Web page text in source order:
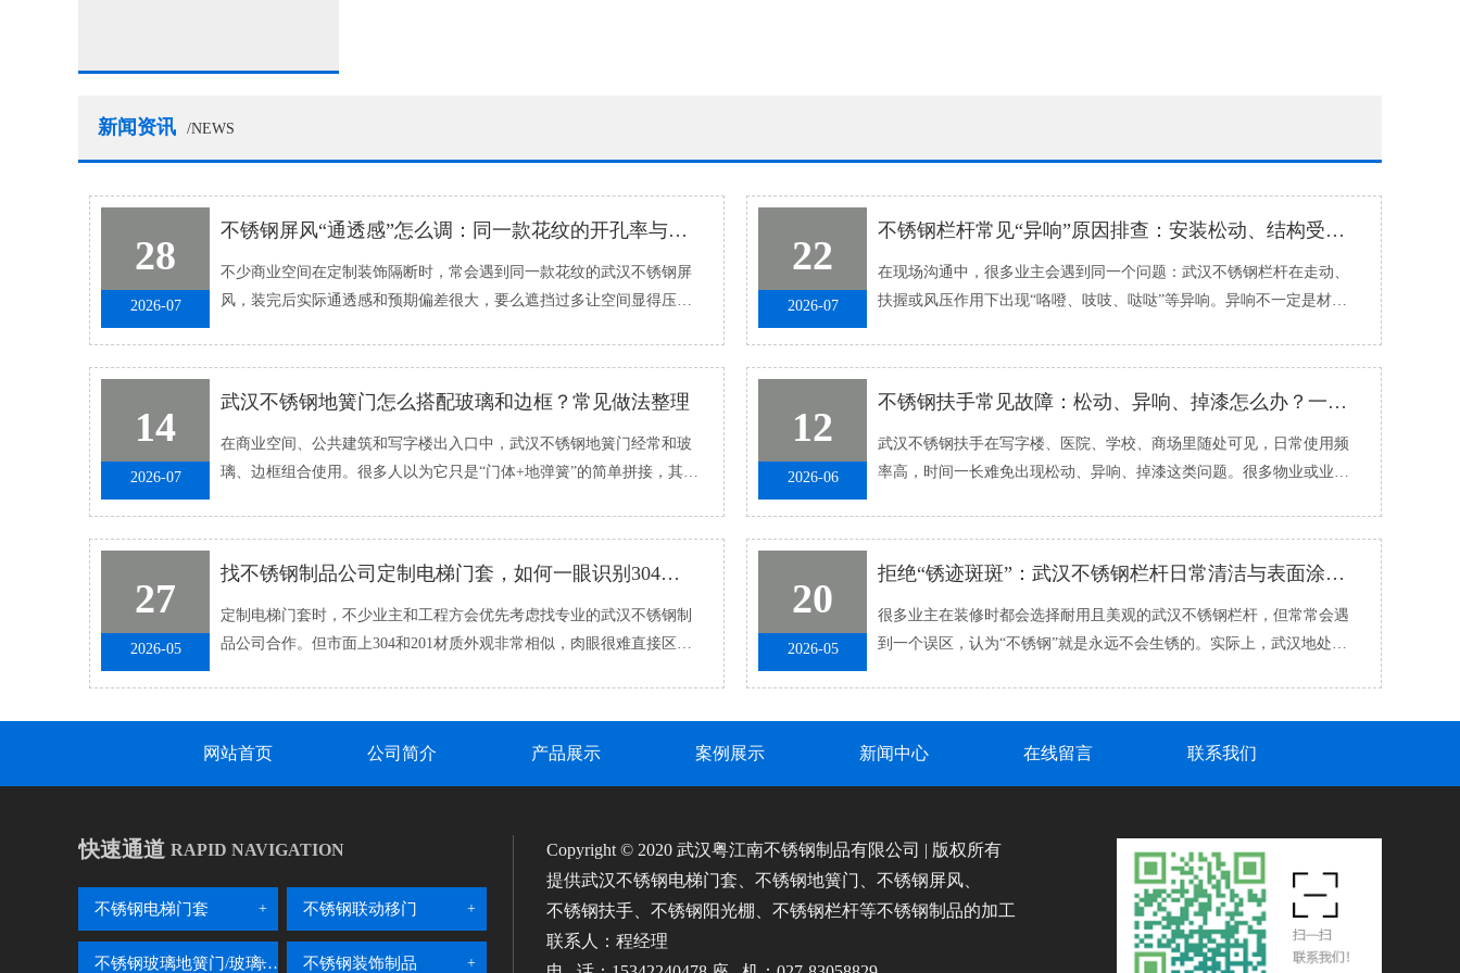
新闻资讯 /NEWS
28
2026-07
不锈钢屏风“通透感”怎么调：同一款花纹的开孔率与视觉效果解析
不少商业空间在定制装饰隔断时，常会遇到同一款花纹的武汉不锈钢屏
风，装完后实际通透感和预期偏差很大，要么遮挡过多让空间显得压
22
2026-07
不锈钢栏杆常见“异响”原因排查：安装松动、结构受力、连接件该怎么处理
在现场沟通中，很多业主会遇到同一个问题：武汉不锈钢栏杆在走动、
扶握或风压作用下出现“咯噔、吱吱、哒哒”等异响。异响不一定是材料
14
2026-07
武汉不锈钢地簧门怎么搭配玻璃和边框？常见做法整理
在商业空间、公共建筑和写字楼出入口中，武汉不锈钢地簧门经常和玻
璃、边框组合使用。很多人以为它只是“门体+地弹簧”的简单拼接，其实
12
2026-06
不锈钢扶手常见故障：松动、异响、掉漆怎么办？一步步自查
武汉不锈钢扶手在写字楼、医院、学校、商场里随处可见，日常使用频
率高，时间一长难免出现松动、异响、掉漆这类问题。很多物业或业主
27
2026-05
找不锈钢制品公司定制电梯门套，如何一眼识别304与201材质？
定制电梯门套时，不少业主和工程方会优先考虑找专业的武汉不锈钢制
品公司合作。但市面上304和201材质外观非常相似，肉眼很难直接区
20
2026-05
拒绝“锈迹斑斑”：武汉不锈钢栏杆日常清洁与表面涂层维护的实用技巧
很多业主在装修时都会选择耐用且美观的武汉不锈钢栏杆，但常常会遇
到一个误区，认为“不锈钢”就是永远不会生锈的。实际上，武汉地处江
网站首页 公司简介 产品展示 案例展示 新闻中心 在线留言 联系我们
快速通道 RAPID NAVIGATION
不锈钢电梯门套 不锈钢联动移门
不锈钢玻璃地簧门/玻璃隔断 不锈钢装饰制品
Copyright © 2020 武汉粤江南不锈钢制品有限公司 | 版权所有
提供武汉不锈钢电梯门套、不锈钢地簧门、不锈钢屏风、
不锈钢扶手、不锈钢阳光棚、不锈钢栏杆等不锈钢制品的加工
联系人：程经理